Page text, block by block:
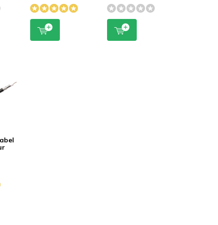
Koper heeft geen omschrijving achtergelaten.